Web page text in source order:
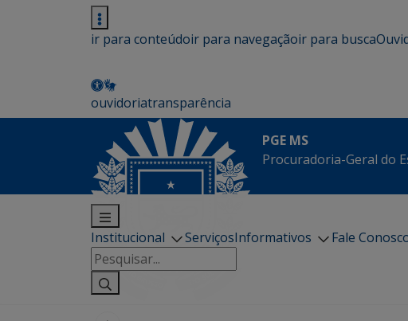
ir para conteúdoir para navegaçãoir para busca
ouvidoriatransparência
PGE MS
Procuradoria-Geral do
Institucional ServiçosInformativos Fale
Pesquisar
por: